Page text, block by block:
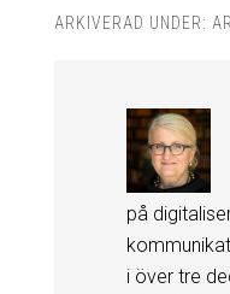
ARKIVERAD UNDER:
på
i över tre